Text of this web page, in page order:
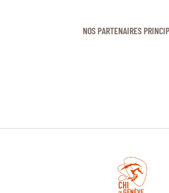
NOS PARTENAIRES